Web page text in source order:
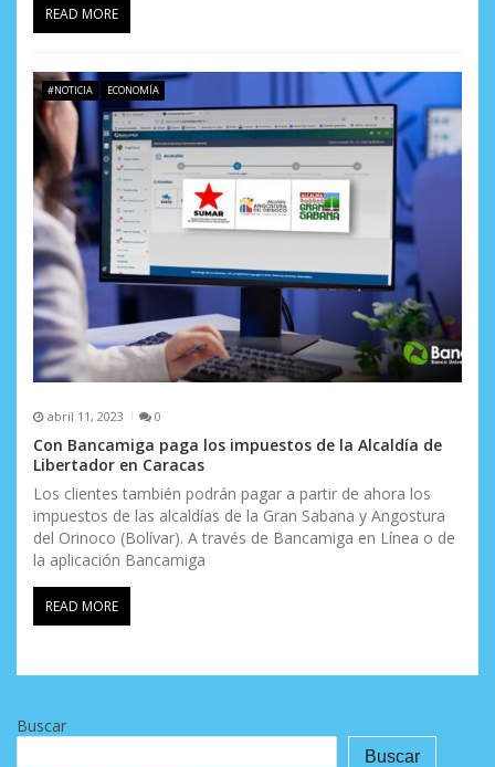
READ MORE
#NOTICIA ECONOMÍA
abril 11, 2023 0
Con Bancamiga paga los impuestos de la Alcaldía de
Libertador en Caracas
Los clientes también podrán pagar a partir de ahora los
impuestos de las alcaldías de la Gran Sabana y Angostura
del Orinoco (Bolívar). A través de Bancamiga en Línea o de
la aplicación Bancamiga
READ MORE
Buscar
Buscar